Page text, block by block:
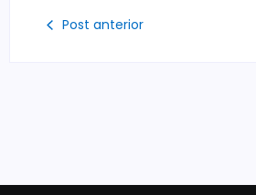
Post anterior